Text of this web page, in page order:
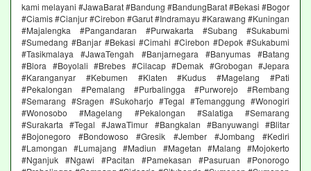
kami melayani #JawaBarat #Bandung #BandungBarat #Bekasi #Bogor
#Ciamis #Cianjur #Cirebon #Garut #Indramayu #Karawang #Kuningan
#Majalengka #Pangandaran #Purwakarta #Subang #Sukabumi
#Sumedang #Banjar #Bekasi #Cimahi #Cirebon #Depok #Sukabumi
#Tasikmalaya #JawaTengah #Banjarnegara #Banyumas #Batang
#Blora #Boyolali #Brebes #Cilacap #Demak #Grobogan #Jepara
#Karanganyar #Kebumen #Klaten #Kudus #Magelang #Pati
#Pekalongan #Pemalang #Purbalingga #Purworejo #Rembang
#Semarang #Sragen #Sukoharjo #Tegal #Temanggung #Wonogiri
#Wonosobo #Magelang #Pekalongan #Salatiga #Semarang
#Surakarta #Tegal #JawaTimur #Bangkalan #Banyuwangi #Blitar
#Bojonegoro #Bondowoso #Gresik #Jember #Jombang #Kediri
#Lamongan #Lumajang #Madiun #Magetan #Malang #Mojokerto
#Nganjuk #Ngawi #Pacitan #Pamekasan #Pasuruan #Ponorogo